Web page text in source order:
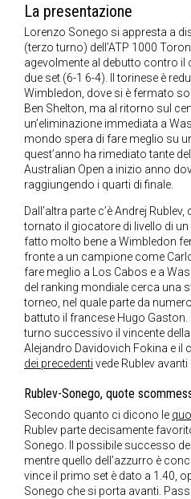
La presentazione
Lorenzo Sonego si appresta a
(terzo turno) dell’ATP 1000
agevolmente al debutto contro il
due set (6-1 6-4). Il torinese è
Wimbledon, dove si è fermato
Ben Shelton, ma al ritorno sul
un’eliminazione immediata a
mondo spera di fare meglio su
quest’anno ha rimediato tante
Australian Open a inizio anno
raggiungendo i quarti di finale.
Dall’altra parte c’è Andrej
tornato il giocatore di livello di
fatto molto bene a Wimbledon
fronte a un campione come
fare meglio a Los Cabos e a
del ranking mondiale cerca una
torneo, nel quale parte da
battuto il francese Hugo Gaston.
turno successivo il vincente
Alejandro Davidovich Fokina e il
dei precedenti vede Rublev avanti
Rublev-Sonego, quote
Secondo quanto ci dicono le
Rublev parte decisamente
Sonego. Il possibile successo
mentre quello dell’azzurro è
vince il primo set è dato a 1.40,
Sonego che si porta avanti.